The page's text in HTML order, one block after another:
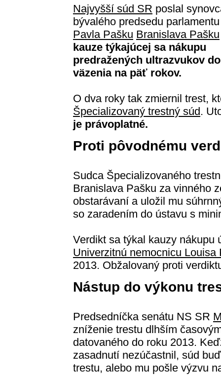
Najvyšší súd SR poslal
bývalého predsedu parlamentu
Pavla Pašku Branislava Pašku
kauze týkajúcej sa nákupu
predražených ultrazvukov do
väzenia na päť rokov.
O dva roky tak zmiernil trest,
Špecializovaný trestný súd.
je právoplatné.
Proti pôvodnému
Sudca Špecializovaného
Branislava Pašku za vinného
obstarávaní a uložil mu
so zaradením do ústavu s
Verdikt sa týkal kauzy nákupu
Univerzitnú nemocnicu Louisa
2013. Obžalovaný proti
Nástup do výkonu
Predsedníčka senátu NS SR
zníženie trestu dlhším
datovaného do roku 2013.
zasadnutí nezúčastnil, súd
trestu, alebo mu pošle výzvu